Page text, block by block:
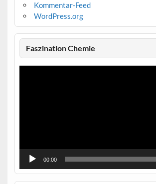
Kommentar-Feed
WordPress.org
Faszination Chemie
Video-
00:00